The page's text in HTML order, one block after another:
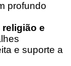
profundo
e
e suporte a